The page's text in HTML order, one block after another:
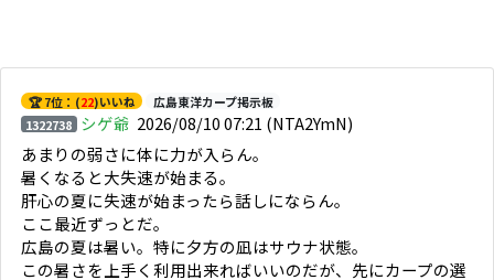
🏆 7位：(22)いいね
広島東洋カープ掲示板
1322738 シゲ爺 2026/08/10 07:21 (NTA2YmN)
あまりの弱さに体に力が入らん。
暑くなると大失速が始まる。
肝心の夏に失速が始まったら話しにならん。
ここ最近ずっとだ。
広島の夏は暑い。特に夕方の凪はサウナ状態。
この暑さを上手く利用出来ればいいのだが、先にカープの選